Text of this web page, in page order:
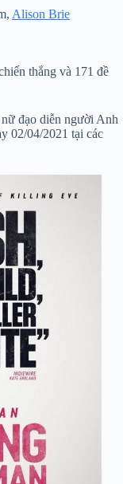
Alison Brie
thắng và 171 đề
đạo diễn người Anh
02/04/2021 tại các